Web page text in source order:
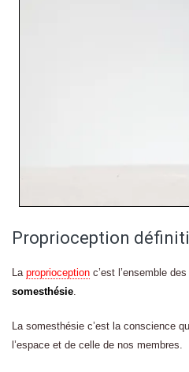
Proprioception
La proprioception c’est l’ensemble
somesthésie
La somesthésie c’est la conscience
l’espace et de celle de nos membres.